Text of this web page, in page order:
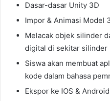
Dasar-dasar Unity 3D
Impor & Animasi Model
Melacak objek silinder
digital di sekitar silinder
Siswa akan membuat
kode dalam bahasa
Ekspor ke IOS & Android